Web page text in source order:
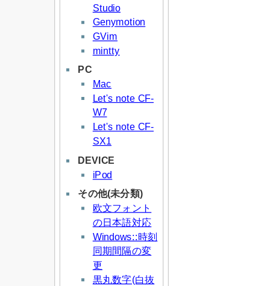
Studio
Genymotion
GVim
mintty
PC
Mac
Let's note CF-
W7
Let's note CF-
SX1
DEVICE
iPod
その他(未分類)
欧文フォント
の日本語対応
Windows::時刻
同期間隔の変
更
黒丸数字(白抜